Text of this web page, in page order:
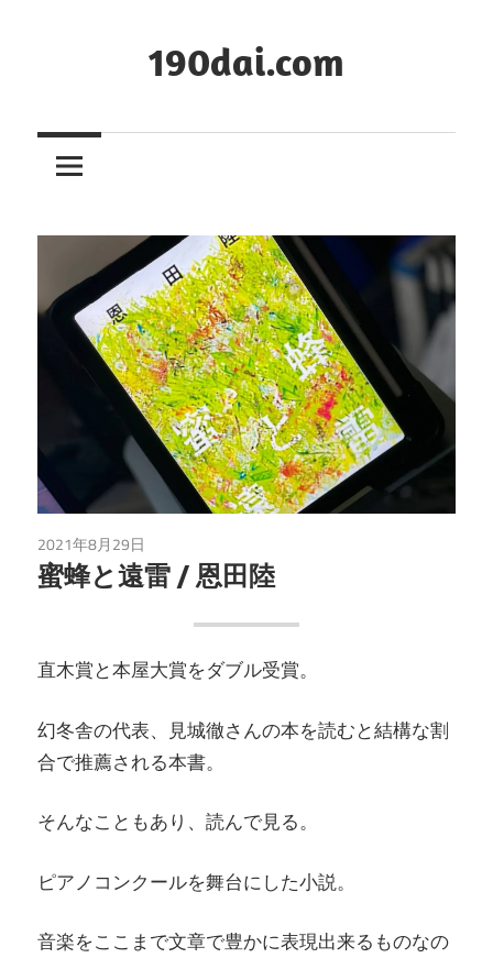
ツ
キ
プ
190dai.com
2021年8月29日
蜜蜂と遠雷 / 恩田陸
直木賞と本屋大賞をダブル受賞。
幻冬舎の代表、見城徹さんの本を読むと結構な割
合で推薦される本書。
そんなこともあり、読んで見る。
ピアノコンクールを舞台にした小説。
音楽をここまで文章で豊かに表現出来るものなの